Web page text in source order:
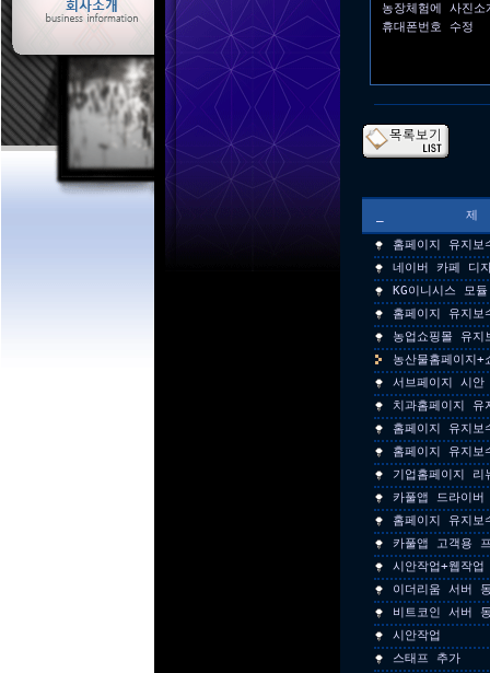
농장체험에 사진
휴대폰번호 수정
홈페이지 유지보
네이버 카페 디
KG이니시스 모
홈페이지 유지보
농업쇼핑몰 유지
농산물홈페이지
서브페이지 시안
치과홈페이지 유
홈페이지 유지보
홈페이지 유지보
기업홈페이지 리
카풀앱 드라이
홈페이지 유지보
카풀앱 고객용
시안작업+웹작업
이더리움 서버
비트코인 서버
시안작업
스태프 추가